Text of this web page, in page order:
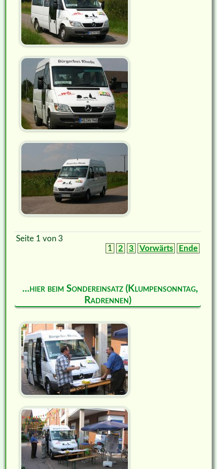
Seite 1 von 3
1
2 3 Vorwärts Ende
...hier beim Sondereinsatz (Klumpensonntag,
Radrennen)